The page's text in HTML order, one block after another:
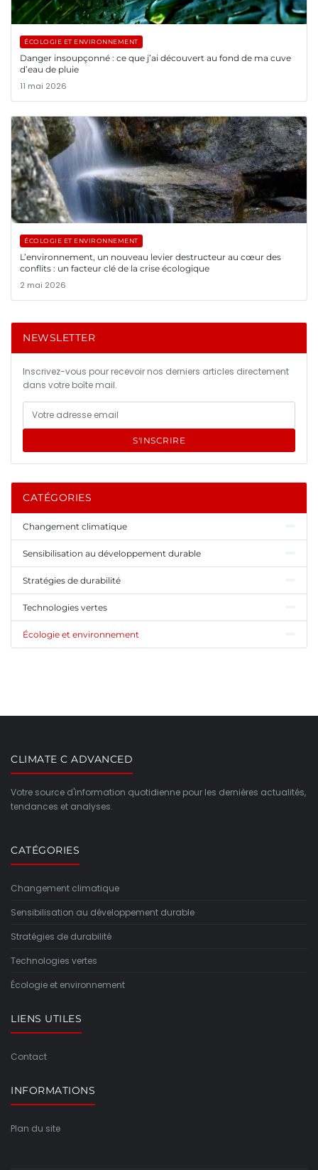
ÉCOLOGIE ET ENVIRONNEMENT
Danger insoupçonné : ce que j’ai découvert au fond de ma cuve
d’eau de pluie
11 mai 2026
ÉCOLOGIE ET ENVIRONNEMENT
L’environnement, un nouveau levier destructeur au cœur des
conflits : un facteur clé de la crise écologique
2 mai 2026
NEWSLETTER
Inscrivez-vous pour recevoir nos derniers articles directement
dans votre boîte mail.
S'INSCRIRE
CATÉGORIES
Changement climatique
Sensibilisation au développement durable
Stratégies de durabilité
Technologies vertes
Écologie et environnement
CLIMATE C ADVANCED
Votre source d'information quotidienne pour les dernières actualités,
tendances et analyses.
CATÉGORIES
Changement climatique
Sensibilisation au développement durable
Stratégies de durabilité
Technologies vertes
Écologie et environnement
LIENS UTILES
Contact
INFORMATIONS
Plan du site